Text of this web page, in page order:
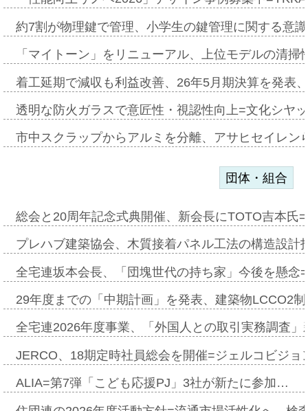
約7割が物理鍵で管理、小学生の鍵管理に関する意
「マイトーン」をリニューアル、上位モデルの清
着工延期で減収も利益改善、26年5月期決算を発表
透明な防火ガラスで意匠性・視認性向上=文化シヤ
市中スクラップからアルミを分離、アサヒセイレ
団体・組合
総会と20周年記念式典開催、新会長にTOTO吉本氏
プレハブ建築協会、木質接着パネル工法の構造設
全宅連坂本会長、「団塊世代の持ち家」今後を懸
29年度までの「中期計画」を発表、建築物LCCO2
全宅連2026年度事業、「外国人との取引実務調査
JERCO、18期定時社員総会を開催=ジェルコビジ
ALIA=第7弾「こども応援PJ」3社が新たに参加…